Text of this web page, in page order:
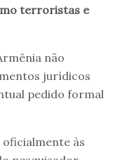
terroristas e
não
jurídicos
pedido formal
às